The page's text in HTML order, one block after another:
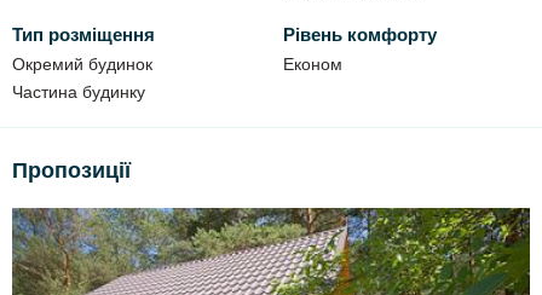
Тип розміщення
Окремий будинок
Частина будинку
Рівень комфорту
Економ
Пропозиції